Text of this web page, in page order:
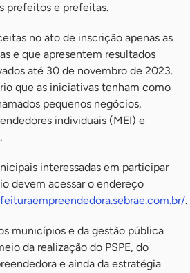
prefeitos e prefeitas.
no ato de inscrição apenas as
e que apresentem resultados
até 30 de novembro de 2023.
que as iniciativas tenham como
pequenos negócios,
individuais (MEI) e
interessadas em participar
devem acessar o endereço
.
municípios e da gestão pública
da realização do PSPE, do
e ainda da estratégia